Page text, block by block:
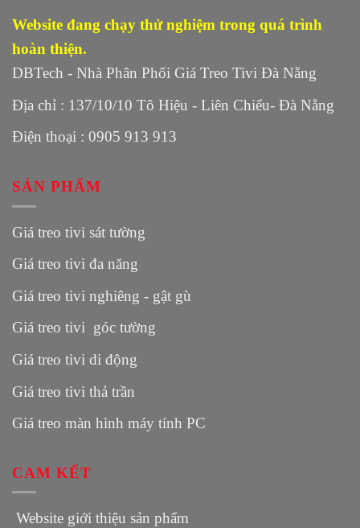
Website đang chạy thử nghiệm trong quá trình
hoàn thiện.
DBTech - Nhà Phân Phối Giá Treo Tivi Đà Nẵng
Địa chỉ : 137/10/10 Tô Hiệu - Liên Chiểu- Đà Nẵng
Điện thoại : 0905 913 913
SẢN PHẨM
Giá treo tivi sát tường
Giá treo tivi đa năng
Giá treo tivi nghiêng - gật gù
Giá treo tivi góc tường
Giá treo tivi di động
Giá treo tivi thả trần
Giá treo màn hình máy tính PC
CAM KẾT
Website giới thiệu sản phẩm